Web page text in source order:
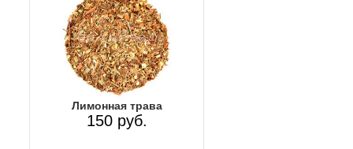
Лимонная трава
150 руб.